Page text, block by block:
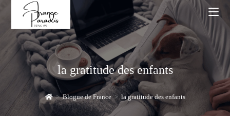
content
la gratitude des enfants
> Blogue de France > la gratitude des enfants